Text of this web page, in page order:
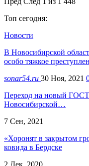
Топ сегодня:
Новости
В Новосибирской
особо тяжкое
sonar54.ru 30 Ноя, 2021
Переход на новый ГОСТ
Новосибирской…
7 Сен, 2021
«Хоронят в закрытом
ковида в Бердске
2 Дек, 2020